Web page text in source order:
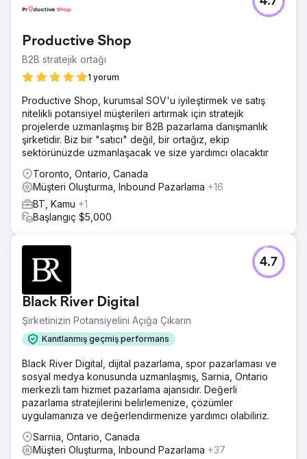
Productive Shop
B2B stratejik ortağı
1 yorum
Productive Shop, kurumsal SOV'u iyileştirmek ve satış
nitelikli potansiyel müşterileri artırmak için stratejik
projelerde uzmanlaşmış bir B2B pazarlama danışmanlık
şirketidir. Biz bir "satıcı" değil, bir ortağız, ekip
sektörünüzde uzmanlaşacak ve size yardımcı olacaktır
Toronto, Ontario, Canada
Müşteri Oluşturma, Inbound Pazarlama +16
BT, Kamu +1
Başlangıç $5,000
Black River Digital
Şirketinizin Potansiyelini Açığa Çıkarın
Kanıtlanmış geçmiş performans
4.7
Black River Digital, dijital pazarlama, spor pazarlaması ve
sosyal medya konusunda uzmanlaşmış, Sarnia, Ontario
merkezli tam hizmet pazarlama ajansıdır. Değerli
pazarlama stratejilerini belirlemenize, çözümler
uygulamanıza ve değerlendirmenize yardımcı olabiliriz.
Sarnia, Ontario, Canada
Müşteri Oluşturma, Inbound Pazarlama +37